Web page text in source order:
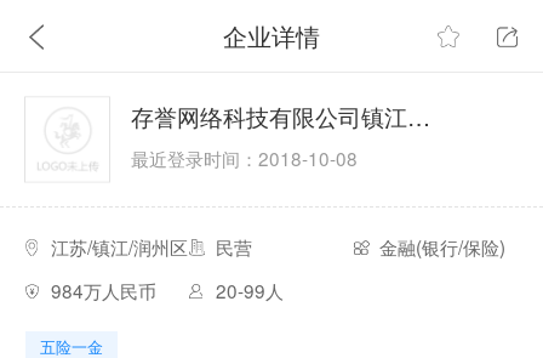
企业详情
存誉网络科技有限公司镇江分公司
最近登录时间：2018-10-08
江苏/镇江/润州区 民营
金融(银行/保险)
984万人民币
20-99人
五险一金